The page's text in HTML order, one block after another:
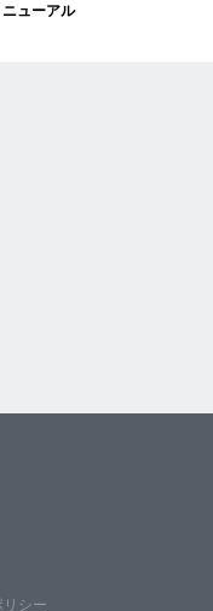
ューアル
シー